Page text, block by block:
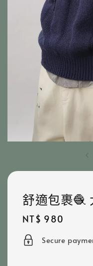
舒適包裹🧶
Regular
price
NT$ 980
Secure